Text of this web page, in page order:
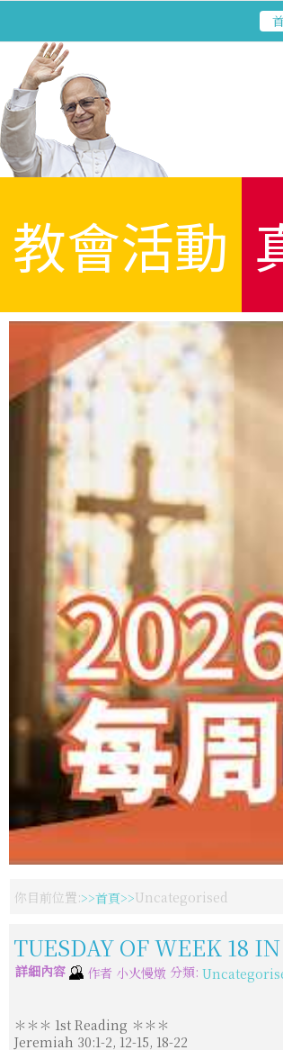
教會活動
你目前位置: 首頁 Uncategorised
TUESDAY OF WEEK 18
詳細內容 作者 小火慢燉 分類:
＊＊＊ 1st Reading ＊＊＊
Jeremiah 30:1-2, 12-15, 18-22